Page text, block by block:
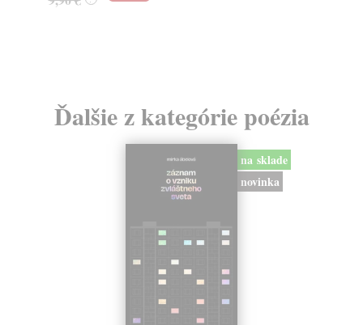
Ďalšie z kategórie poézia
na sklade
novinka